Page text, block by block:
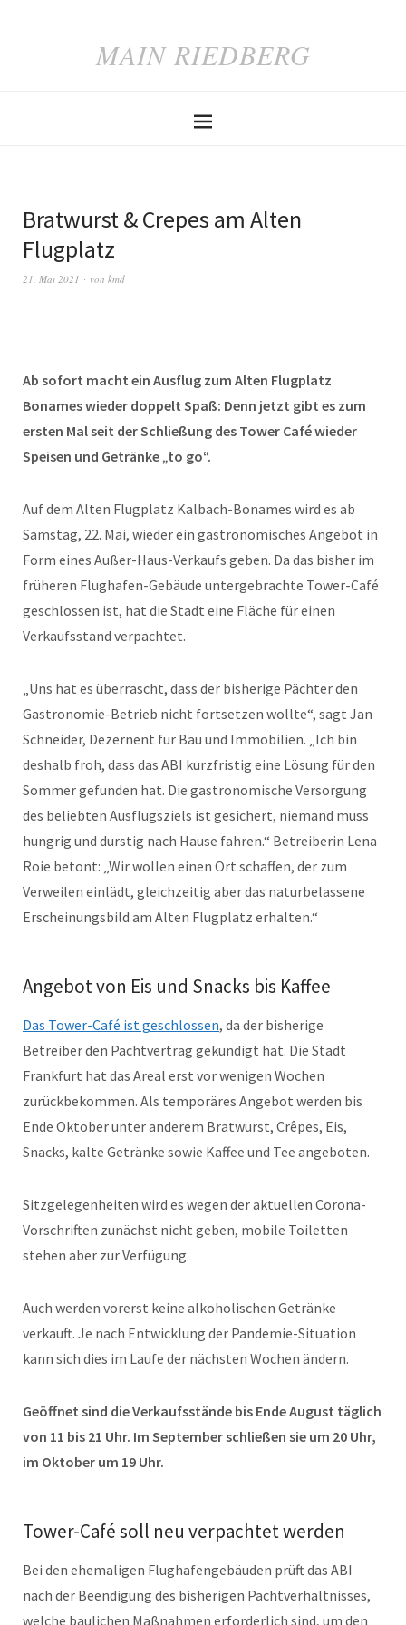
MAIN RIEDBERG
Bratwurst & Crepes am Alten
Flugplatz
21. Mai 2021 von kmd
Ab sofort macht ein Ausflug zum Alten Flugplatz
Bonames wieder doppelt Spaß: Denn jetzt gibt es zum
ersten Mal seit der Schließung des Tower Café wieder
Speisen und Getränke „to go“.
Auf dem Alten Flugplatz Kalbach-Bonames wird es ab
Samstag, 22. Mai, wieder ein gastronomisches Angebot in
Form eines Außer-Haus-Verkaufs geben. Da das bisher im
früheren Flughafen-Gebäude untergebrachte Tower-Café
geschlossen ist, hat die Stadt eine Fläche für einen
Verkaufsstand verpachtet.
„Uns hat es überrascht, dass der bisherige Pächter den
Gastronomie-Betrieb nicht fortsetzen wollte“, sagt Jan
Schneider, Dezernent für Bau und Immobilien. „Ich bin
deshalb froh, dass das ABI kurzfristig eine Lösung für den
Sommer gefunden hat. Die gastronomische Versorgung
des beliebten Ausflugsziels ist gesichert, niemand muss
hungrig und durstig nach Hause fahren.“ Betreiberin Lena
Roie betont: „Wir wollen einen Ort schaffen, der zum
Verweilen einlädt, gleichzeitig aber das naturbelassene
Erscheinungsbild am Alten Flugplatz erhalten.“
Angebot von Eis und Snacks bis Kaffee
Das Tower-Café ist geschlossen, da der bisherige
Betreiber den Pachtvertrag gekündigt hat. Die Stadt
Frankfurt hat das Areal erst vor wenigen Wochen
zurückbekommen. Als temporäres Angebot werden bis
Ende Oktober unter anderem Bratwurst, Crêpes, Eis,
Snacks, kalte Getränke sowie Kaffee und Tee angeboten.
Sitzgelegenheiten wird es wegen der aktuellen Corona-
Vorschriften zunächst nicht geben, mobile Toiletten
stehen aber zur Verfügung.
Auch werden vorerst keine alkoholischen Getränke
verkauft. Je nach Entwicklung der Pandemie-Situation
kann sich dies im Laufe der nächsten Wochen ändern.
Geöffnet sind die Verkaufsstände bis Ende August täglich
von 11 bis 21 Uhr. Im September schließen sie um 20 Uhr,
im Oktober um 19 Uhr.
Tower-Café soll neu verpachtet werden
Bei den ehemaligen Flughafengebäuden prüft das ABI
nach der Beendigung des bisherigen Pachtverhältnisses,
welche baulichen Maßnahmen erforderlich sind, um den